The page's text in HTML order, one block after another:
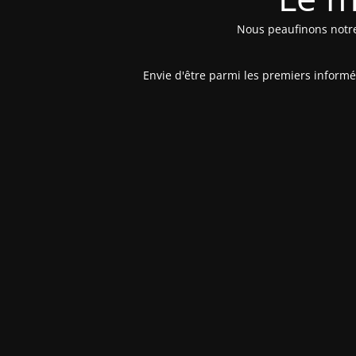
Nous peaufinons
Envie d'être parmi les premiers